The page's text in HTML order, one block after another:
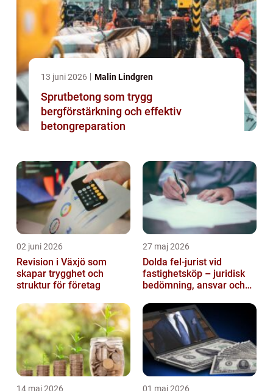
13 juni 2026 Malin Lindgren
Sprutbetong som trygg
bergförstärkning och effektiv
betongreparation
02 juni 2026
Revision i Växjö som
skapar trygghet och
struktur för företag
27 maj 2026
Dolda fel-jurist vid
fastighetsköp – juridisk
bedömning, ansvar och
tvister...
14 maj 2026 01 maj 2026